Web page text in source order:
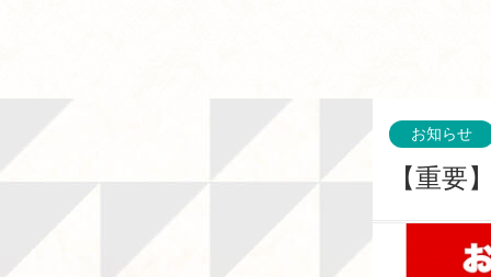
お知らせ
【重要